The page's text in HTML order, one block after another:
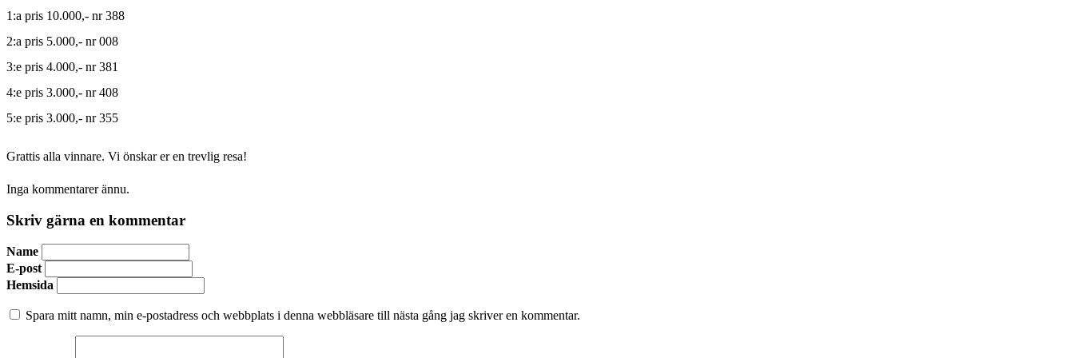
1:a pris 10.000,- nr 388
2:a pris 5.000,- nr 008
3:e pris 4.000,- nr 381
4:e pris 3.000,- nr 408
5:e pris 3.000,- nr 355
Grattis alla vinnare. Vi önskar er en trevlig resa!
Inga kommentarer ännu.
Skriv gärna en kommentar
Name
E-post
Hemsida
Spara mitt namn, min e-postadress och webbplats i denna webbläsare till nästa gång jag skriver en kommentar.